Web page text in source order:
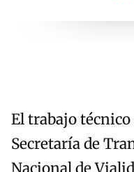
El trabajo
Secretaría de